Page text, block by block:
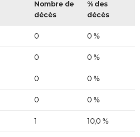
Nombre de
décès
% des
décès
0 0 %
0 0 %
0 0 %
0 0 %
1 10,0 %